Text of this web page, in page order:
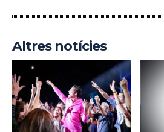
Altres notícies